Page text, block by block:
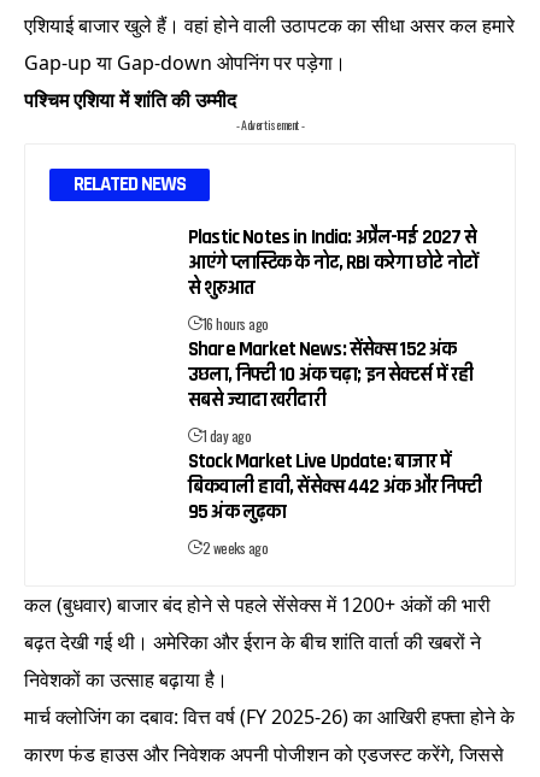
एशियाई बाजार खुले हैं। वहां होने वाली उठापटक का सीधा असर कल हमारे
Gap-up या Gap-down ओपनिंग पर पड़ेगा।
पश्चिम एशिया में शांति की उम्मीद
- Advertisement -
RELATED NEWS
Plastic Notes in India: अप्रैल-मई 2027 से
आएंगे प्लास्टिक के नोट, RBI करेगा छोटे नोटों
से शुरुआत
16 hours ago
Share Market News: सेंसेक्स 152 अंक
उछला, निफ्टी 10 अंक चढ़ा; इन सेक्टर्स में रही
सबसे ज्यादा खरीदारी
1 day ago
Stock Market Live Update: बाजार में
बिकवाली हावी, सेंसेक्स 442 अंक और निफ्टी
95 अंक लुढ़का
2 weeks ago
कल (बुधवार) बाजार बंद होने से पहले सेंसेक्स में 1200+ अंकों की भारी
बढ़त देखी गई थी। अमेरिका और ईरान के बीच शांति वार्ता की खबरों ने
निवेशकों का उत्साह बढ़ाया है।
मार्च क्लोजिंग का दबाव: वित्त वर्ष (FY 2025-26) का आखिरी हफ्ता होने के
कारण फंड हाउस और निवेशक अपनी पोजीशन को एडजस्ट करेंगे, जिससे